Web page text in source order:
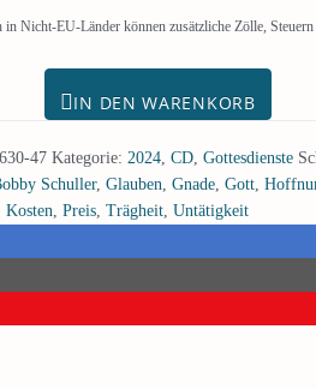
in Nicht-EU-Länder können zusätzliche Zölle,
IN DEN WARENKORB
47 Kategorie: 2024, CD, Gottesdienste
Schuller, Glauben Gnade, Gott,
Kosten Preis, Trägheit, Untätigkeit